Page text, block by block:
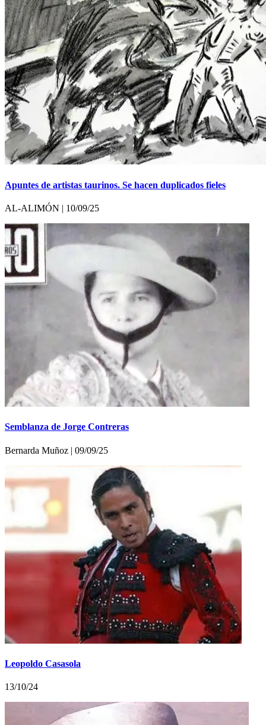
Apuntes de artistas taurinos. Se hacen duplicados fieles
AL-ALIMÓN | 10/09/25
Semblanza de Jorge Contreras
Bernarda Muñoz | 09/09/25
Leopoldo Casasola
13/10/24